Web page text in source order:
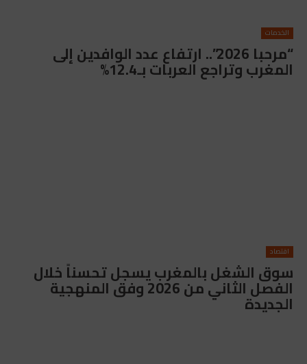
الخدمات
“مرحبا 2026”.. ارتفاع عدد الوافدين إلى
المغرب وتراجع العربات بـ12.4%
اقتصاد
سوق الشغل بالمغرب يسجل تحسناً خلال
الفصل الثاني من 2026 وفق المنهجية
الجديدة